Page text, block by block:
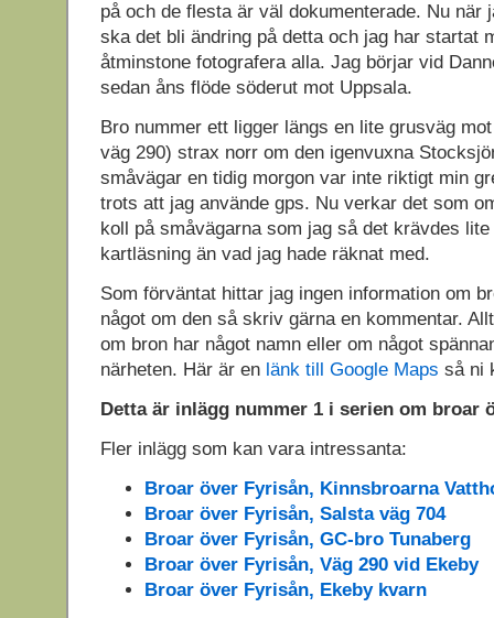
på och de flesta är väl dokumenterade. Nu när
ska det bli ändring på detta och jag har startat
åtminstone fotografera alla. Jag börjar vid
sedan åns flöde söderut mot Uppsala.
Bro nummer ett ligger längs en lite grusväg
väg 290) strax norr om den igenvuxna
småvägar en tidig morgon var inte riktigt min
trots att jag använde gps. Nu verkar det som
koll på småvägarna som jag så det krävdes lite
kartläsning än vad jag hade räknat med.
Som förväntat hittar jag ingen information om
något om den så skriv gärna en kommentar.
om bron har något namn eller om något
närheten. Här är en länk till Google Maps så ni
Detta är inlägg nummer 1 i serien om broar
Fler inlägg som kan vara intressanta:
Broar över Fyrisån, Kinnsbroarna
Broar över Fyrisån, Salsta väg 704
Broar över Fyrisån, GC-bro Tunaberg
Broar över Fyrisån, Väg 290 vid Ekeby
Broar över Fyrisån, Ekeby kvarn